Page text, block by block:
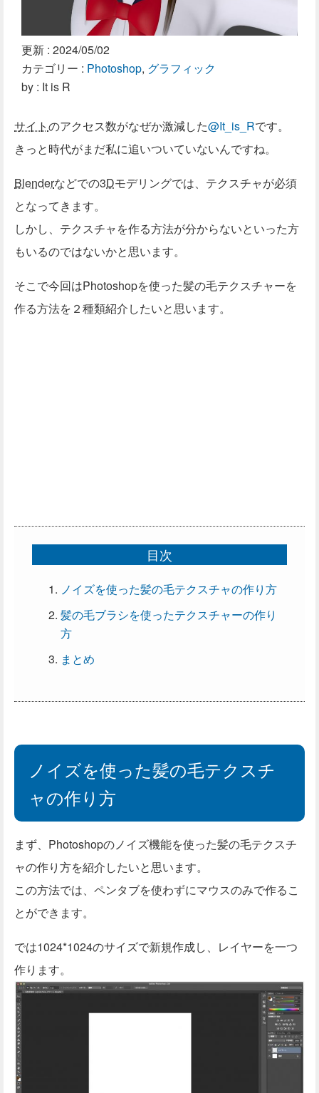
更新 : 2024/05/02
カテゴリー : Photoshop, グラフィック
by : It is R
サイトのアクセス数がなぜか激減した@It_is_Rです。
きっと時代がまだ私に追いついていないんですね。
Blenderなどでの3Dモデリングでは、テクスチャが必須
となってきます。
しかし、テクスチャを作る方法が分からないといった方
もいるのではないかと思います。
そこで今回はPhotoshopを使った髪の毛テクスチャーを
作る方法を２種類紹介したいと思います。
目次
ノイズを使った髪の毛テクスチャの作り方
髪の毛ブラシを使ったテクスチャーの作り
方
まとめ
ノイズを使った髪の毛テクスチ
ャの作り方
まず、Photoshopのノイズ機能を使った髪の毛テクスチ
ャの作り方を紹介したいと思います。
この方法では、ペンタブを使わずにマウスのみで作るこ
とができます。
では1024*1024のサイズで新規作成し、レイヤーを一つ
作ります。